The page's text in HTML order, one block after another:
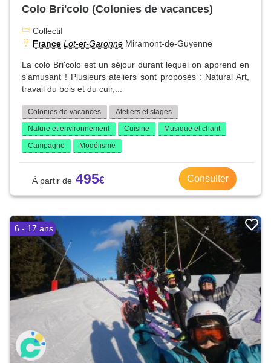
Colo Bri'colo (Colonies de vacances)
Collectif
France Lot-et-Garonne Miramont-de-Guyenne
La colo Bri'colo est un séjour durant lequel on apprend en
s'amusant ! Plusieurs ateliers sont proposés : Natural Art,
travail du bois et du cuir,...
Colonies de vacances
Ateliers et stages
Nature et environnement
Cuisine
Musique et chant
Campagne
Modélisme
495 Consulter
6 - 17 ans